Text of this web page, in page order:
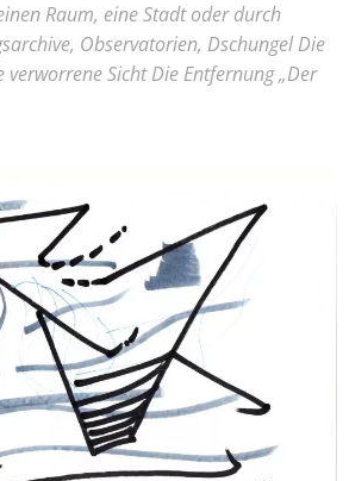
Raum, eine Stadt oder durch
Observatorien, Dschungel Die
verworrene Sicht Die Entfernung „Der